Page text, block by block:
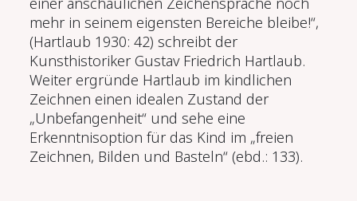
mehr in seinem eigensten Bereiche bleibe!“,
(Hartlaub 1930: 42) schreibt der
Kunsthistoriker Gustav Friedrich Hartlaub.
Weiter ergründe Hartlaub im kindlichen
Zeichnen einen idealen Zustand der
„Unbefangenheit“ und sehe eine
Erkenntnisoption für das Kind im „freien
Zeichnen, Bilden und Basteln“ (ebd.: 133).